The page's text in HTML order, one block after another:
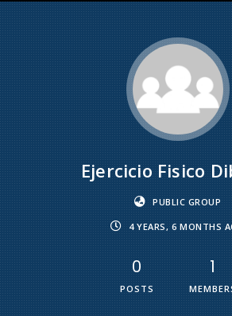
Ejercicio Fisico
PUBLIC GROUP
4 YEARS, 6 MONTHS
0
POSTS
1